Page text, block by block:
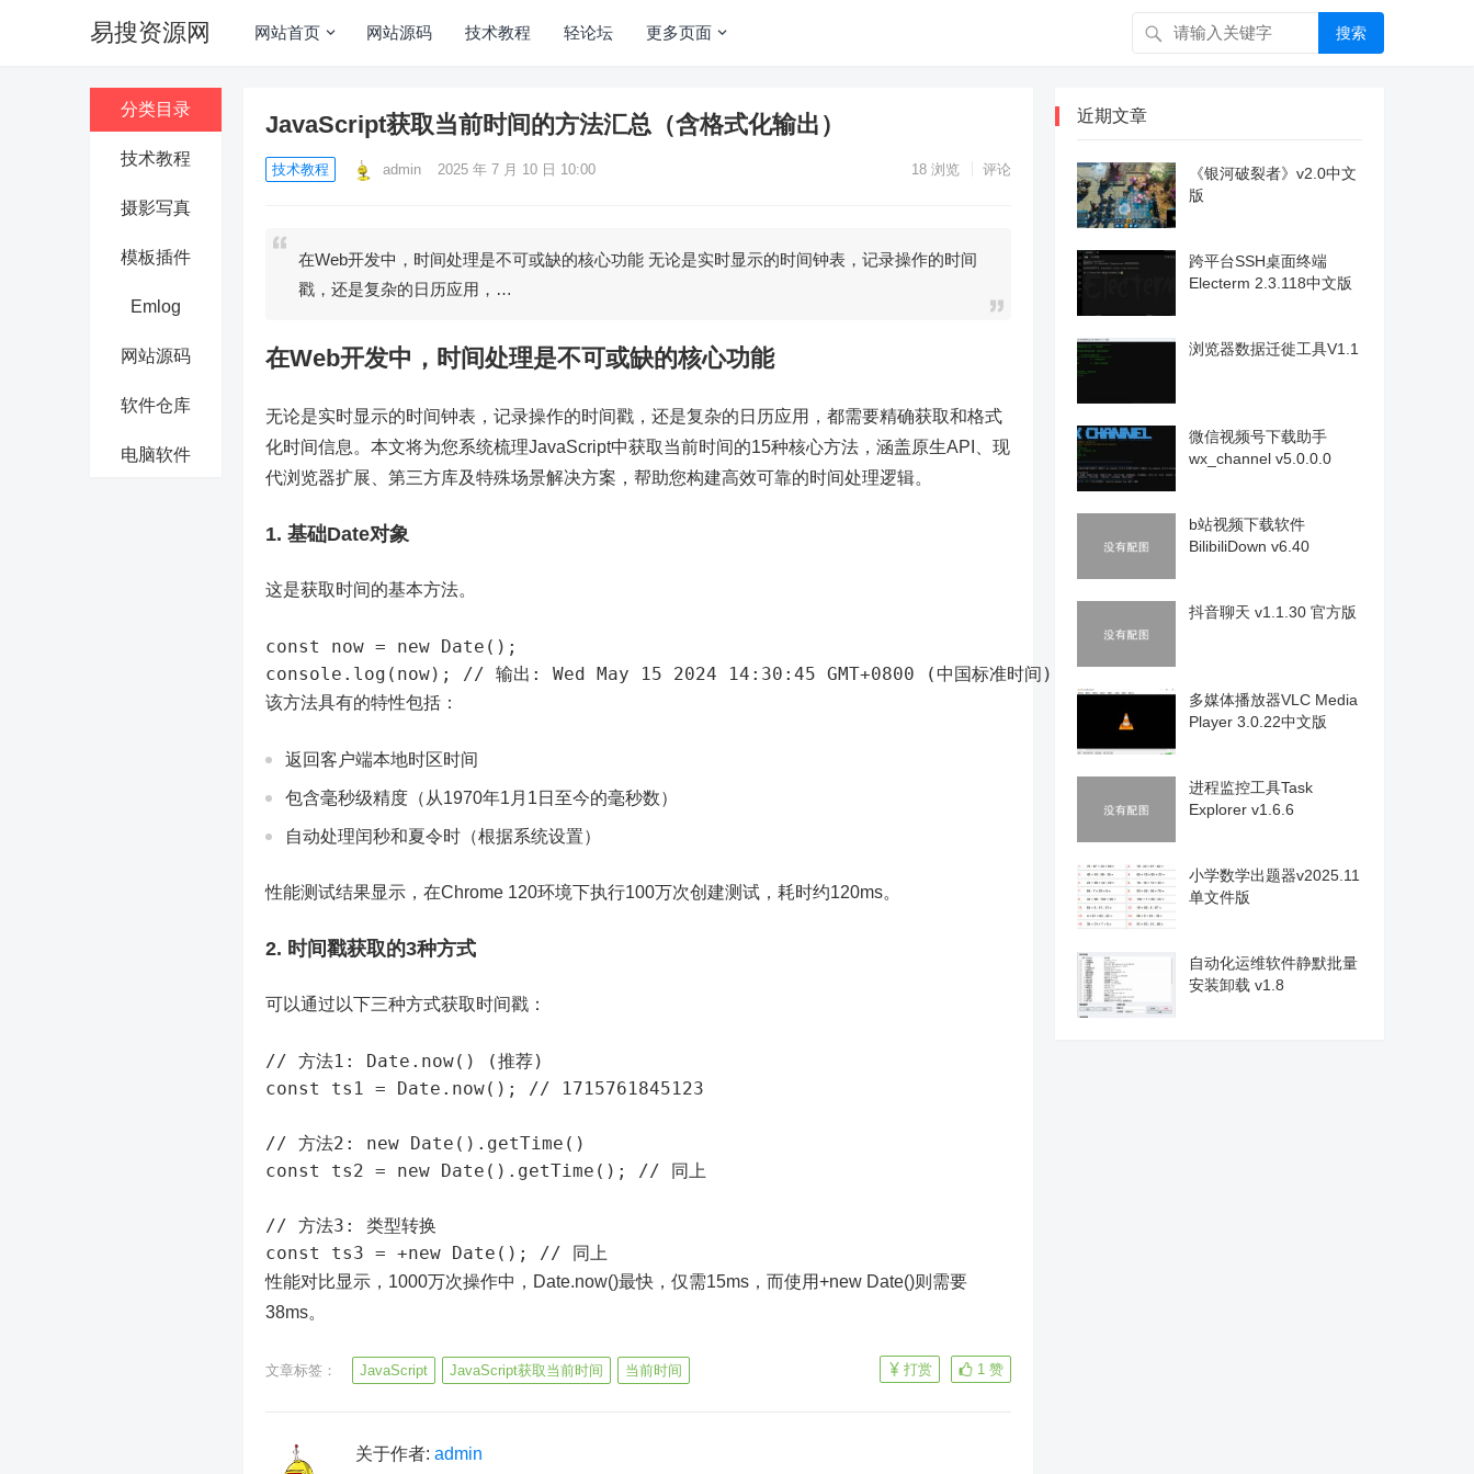
易搜资源网 网站首页 网站源码 技术教程 轻论坛 更多页面 搜索
分类目录
技术教程
摄影写真
模板插件
Emlog
网站源码
软件仓库
电脑软件
JavaScript获取当前时间的方法汇总（含格式化输出）
技术教程 admin 2025 年 7 月 10 日 10:00 18 浏览 评论
在Web开发中，时间处理是不可或缺的核心功能 无论是实时显示的时间钟表，记录操作的时间
戳，还是复杂的日历应用，…
在Web开发中，时间处理是不可或缺的核心功能
无论是实时显示的时间钟表，记录操作的时间戳，还是复杂的日历应用，都需要精确获取和格式
化时间信息。本文将为您系统梳理JavaScript中获取当前时间的15种核心方法，涵盖原生API、现
代浏览器扩展、第三方库及特殊场景解决方案，帮助您构建高效可靠的时间处理逻辑。
1. 基础Date对象
这是获取时间的基本方法。
const now = new Date();
该方法具有的特性包括：
返回客户端本地时区时间
包含毫秒级精度（从1970年1月1日至今的毫秒数）
自动处理闰秒和夏令时（根据系统设置）
性能测试结果显示，在Chrome 120环境下执行100万次创建测试，耗时约120ms。
2. 时间戳获取的3种方式
可以通过以下三种方式获取时间戳：
// 方法1: Date.now() (推荐)
const ts1 = Date.now(); // 1715761845123
// 方法2: new Date().getTime()
const ts2 = new Date().getTime(); // 同上
// 方法3: 类型转换
性能对比显示，1000万次操作中，Date.now()最快，仅需15ms，而使用+new Date()则需要
38ms。
文章标签： JavaScript JavaScript获取当前时间 当前时间 1 赞
打赏
关于作者: admin
近期文章
《银河破裂者》v2.0中文
版
跨平台SSH桌面终端
Electerm 2.3.118中文版
浏览器数据迁徙工具V1.1
微信视频号下载助手
wx_channel v5.0.0.0
b站视频下载软件
BilibiliDown v6.40
抖音聊天 v1.1.30 官方版
多媒体播放器VLC Media
Player 3.0.22中文版
进程监控工具Task
Explorer v1.6.6
小学数学出题器v2025.11
单文件版
自动化运维软件静默批量
安装卸载 v1.8